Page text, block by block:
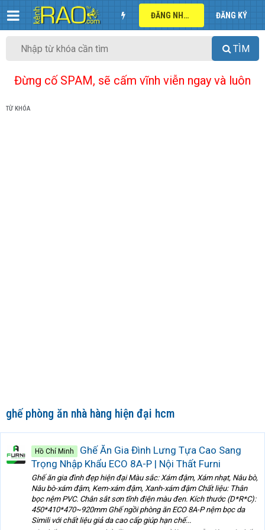
ĐĂNG NHẬP ĐĂNG KÝ
TÌM
Đừng cố SPAM, sẽ cấm vĩnh viễn ngay và luôn
TỪ KHÓA
ghế phòng ăn nhà hàng hiện đại hcm
Hồ Chí Minh
Ghế Ăn Gia Đình Lưng Tựa Cao Sang
Trọng Nhập Khẩu ECO 8A-P | Nội Thất Furni
Ghế ăn gia đình đẹp hiện đại Màu sắc: Xám đậm, Xám nhạt, Nâu bò,
Nâu bò-xám đậm, Kem-xám đậm, Xanh-xám đậm Chất liệu: Thân
bọc nệm PVC. Chân sắt sơn tĩnh điện màu đen. Kích thước (D*R*C):
450*410*470~920mm Ghế ngồi phòng ăn ECO 8A-P nệm bọc da
Simili với chất liệu giả da cao cấp giúp hạn chế...